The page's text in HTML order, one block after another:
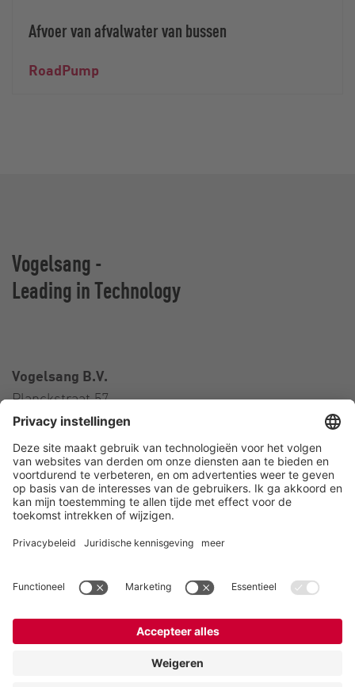
Afvoer van afvalwater van bussen
RoadPump
Vogelsang -
Leading in Technology
Vogelsang B.V.
Planckstraat 57
3316 GS Dordrecht
Nederland
Contact
Telefoon:+31 78 652 01 01